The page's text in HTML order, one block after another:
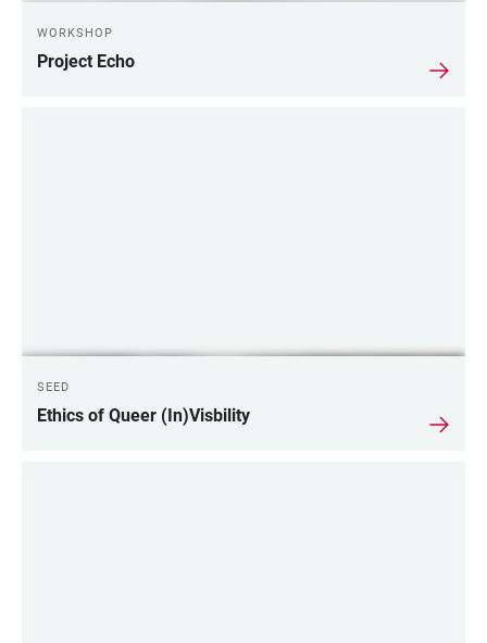
WORKSHOP
Project Echo
SEED
Ethics of Queer (In)Visbility